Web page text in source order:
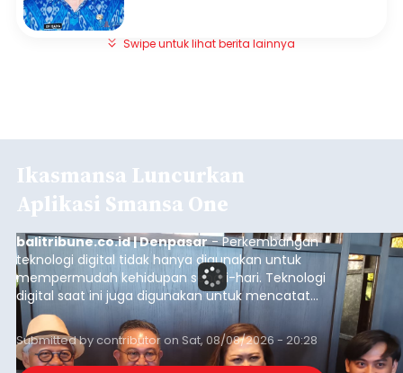
Swipe untuk lihat berita lainnya
Ikasmansa Luncurkan
Aplikasi Smansa One
balitribune.co.id | Denpasar- Perkembangan
teknologi digital tidak hanya digunakan untuk
mempermudah kehidupan sehari-hari. Teknologi
digital saat ini juga digunakan untuk mencatat
dan mengelola data base alumni dari suatu
sekolah, salah satunya adalah alumni SMA 1
Denpasar.
Submitted bycontributoron Sat, 08/08/2026 - 20:28